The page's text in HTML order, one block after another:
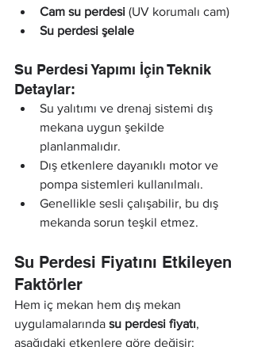
Cam su perdesi (UV korumalı cam)
Su perdesi şelale
Su Perdesi Yapımı İçin Teknik
Detaylar:
Su yalıtımı ve drenaj sistemi dış
mekana uygun şekilde
planlanmalıdır.
Dış etkenlere dayanıklı motor ve
pompa sistemleri kullanılmalı.
Genellikle sesli çalışabilir, bu dış
mekanda sorun teşkil etmez.
Su Perdesi Fiyatını Etkileyen
Faktörler
Hem iç mekan hem dış mekan
uygulamalarında su perdesi fiyatı,
aşağıdaki etkenlere göre değişir: